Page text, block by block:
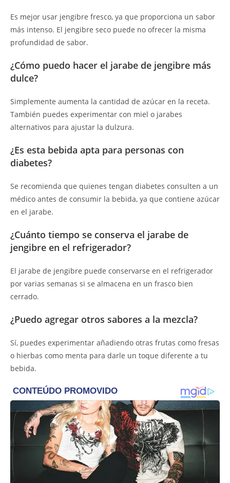
Es mejor usar jengibre fresco, ya que proporciona un sabor
más intenso. El jengibre seco puede no ofrecer la misma
profundidad de sabor.
¿Cómo puedo hacer el jarabe de jengibre más
dulce?
Simplemente aumenta la cantidad de azúcar en la receta.
También puedes experimentar con miel o jarabes
alternativos para ajustar la dulzura.
¿Es esta bebida apta para personas con
diabetes?
Se recomienda que quienes tengan diabetes consulten a un
médico antes de consumir la bebida, ya que contiene azúcar
en el jarabe.
¿Cuánto tiempo se conserva el jarabe de
jengibre en el refrigerador?
El jarabe de jengibre puede conservarse en el refrigerador
por varias semanas si se almacena en un frasco bien
cerrado.
¿Puedo agregar otros sabores a la mezcla?
Sí, puedes experimentar añadiendo otras frutas como fresas
o hierbas como menta para darle un toque diferente a tu
bebida.